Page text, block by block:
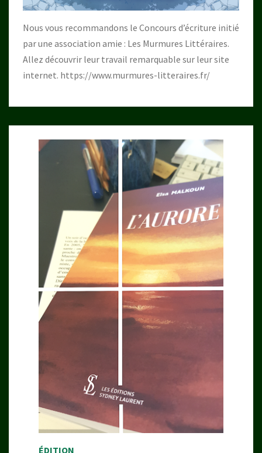
Nous vous recommandons le Concours d’écriture initié
par une association amie : Les Murmures Littéraires.
Allez découvrir leur travail remarquable sur leur site
internet. https://www.murmures-litteraires.fr/
ÉDITION